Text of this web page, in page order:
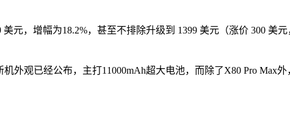
元，增幅为18.2%，甚至不排除升级到 1399 美元（涨价 300 美
外观已经公布，主打11000mAh超大电池，而除了X80 Pro Max